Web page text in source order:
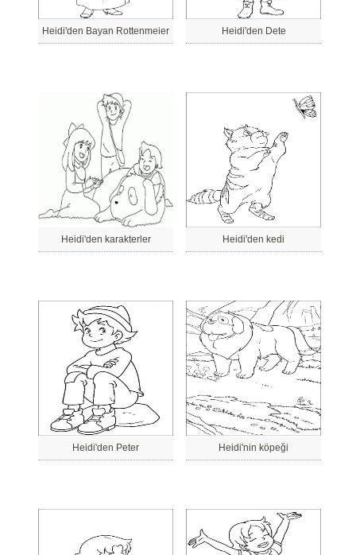
Heidi'den Bayan Rottenmeier Heidi'den Dete
Heidi'den karakterler Heidi'den kedi
Heidi'den Peter Heidi'nin köpeği